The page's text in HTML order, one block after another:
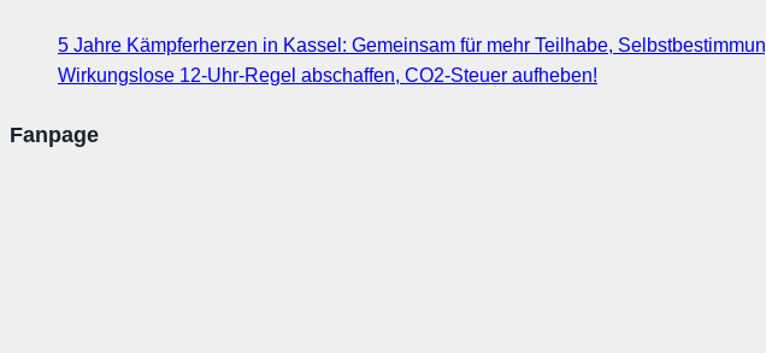
5 Jahre Kämpferherzen in Kassel: Gemeinsam für mehr Teilhabe,
Wirkungslose 12-Uhr-Regel abschaffen, CO2-Steuer aufheben!
Fanpage